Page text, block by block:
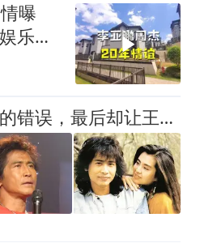
曝
乐圈
齐秦：年轻时犯下的错误，最后却让王祖贤为他买了单，他后悔吗